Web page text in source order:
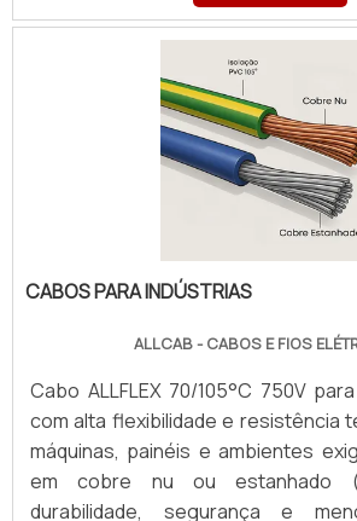
CABOS PARA INDÚSTRIAS
ALLCAB - CABOS E FIOS
Cabo ALLFLEX 70/105°C 750V
com alta flexibilidade e resistência
máquinas, painéis e ambientes
em cobre nu ou estanhado
durabilidade, segurança e